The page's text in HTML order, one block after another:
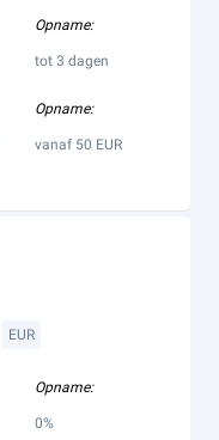
Opname:
tot 3 dagen
Opname:
vanaf 50 EUR
EUR
Opname:
0%